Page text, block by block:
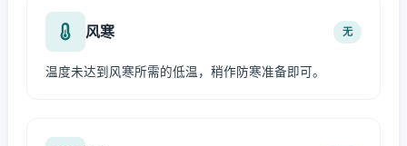
风寒 无
温度未达到风寒所需的低温，稍作防寒准备即可。